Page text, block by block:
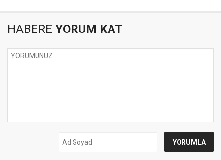
HABERE YORUM KAT